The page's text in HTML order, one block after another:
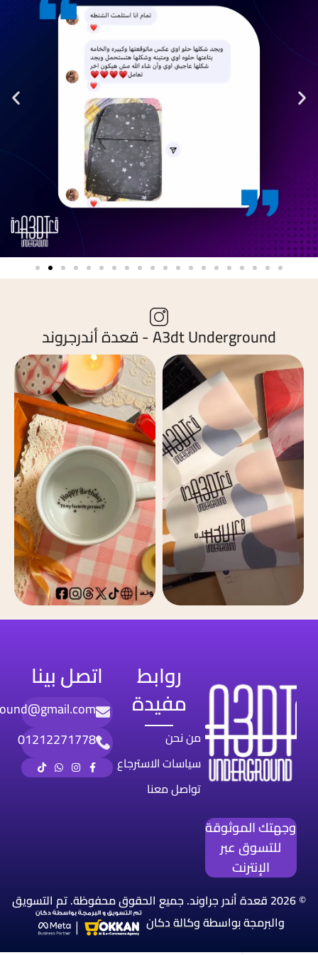
A3dt Underground - قعدة أندرجروند
وجهتك الموثوقة
للتسوق عبر
الإنترنت
روابط
مفيدة
من نحن
سياسات الاسترجاع
تواصل معنا
اتصل بينا
01212271778
© 2026 قعدة أندر جراوند. جميع الحقوق محفوظة. تم التسويق
والبرمجة بواسطةوكالةدكان